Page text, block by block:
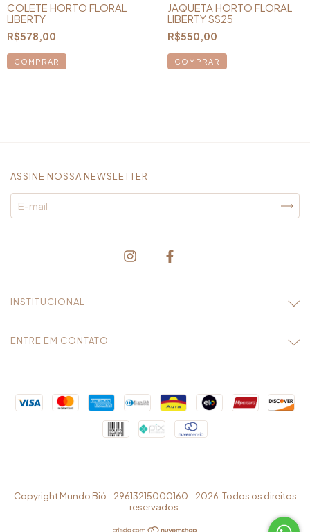
COLETE HORTO FLORAL
LIBERTY
R$578,00
COMPRAR
JAQUETA HORTO FLORAL
LIBERTY SS25
R$550,00
COMPRAR
ASSINE NOSSA NEWSLETTER
INSTITUCIONAL
ENTRE EM CONTATO
Copyright Mundo Bió - 29613215000160 - 2026. Todos os direitos
reservados.